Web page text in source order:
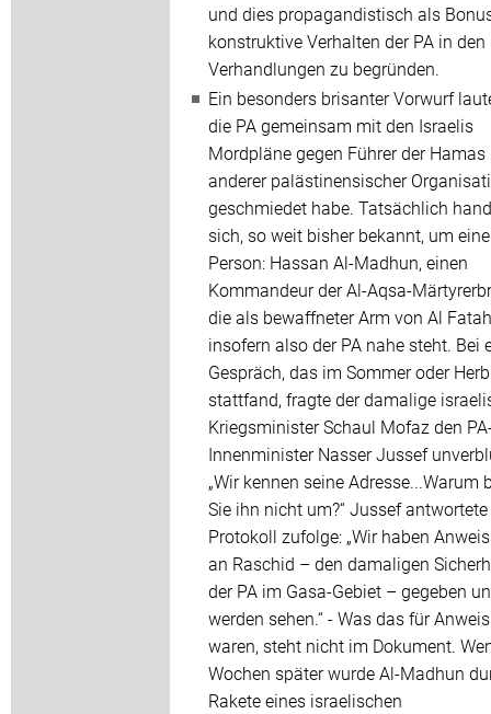
und dies propagandistisch als
konstruktive Verhalten der PA in den
Verhandlungen zu begründen.
Ein besonders brisanter Vorwurf
die PA gemeinsam mit den Israelis
Mordpläne gegen Führer der Hamas
anderer palästinensischer
geschmiedet habe. Tatsächlich
sich, so weit bisher bekannt, um
Person: Hassan Al-Madhun, einen
Kommandeur der Al-Aqsa-
die als bewaffneter Arm von Al
insofern also der PA nahe steht. Bei
Gespräch, das im Sommer oder
stattfand, fragte der damalige
Kriegsminister Schaul Mofaz den
Innenminister Nasser Jussef
„Wir kennen seine Adresse...Warum
Sie ihn nicht um?“ Jussef
Protokoll zufolge: „Wir haben
an Raschid – den damaligen
der PA im Gasa-Gebiet – gegeben
werden sehen.“ - Was das für
waren, steht nicht im Dokument.
Wochen später wurde Al-Madhun
Rakete eines israelischen